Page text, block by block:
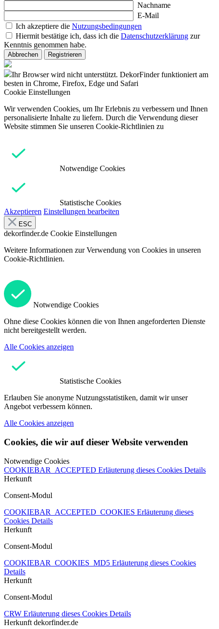
Nachname
E-Mail
Ich akzeptiere die Nutzungsbedingungen
Hiermit bestätige ich, dass ich die Datenschutzerklärung zur
Kenntnis genommen habe.
Abbrechen Registrieren
Ihr Browser wird nicht unterstützt. DekorFinder funktioniert am
besten in Chrome, Firefox, Edge und Safari
Cookie Einstellungen
Wir verwenden Cookies, um Ihr Erlebnis zu verbessern und Ihnen
personalisierte Inhalte zu liefern. Durch die Verwendung dieser
Website stimmen Sie unseren Cookie-Richtlinien zu
Notwendige Cookies
Statistische Cookies
Akzeptieren Einstellungen bearbeiten
ESC
dekorfinder.de Cookie Einstellungen
Weitere Informationen zur Verwendung von Cookies in unseren
Cookie-Richtlinien.
Notwendige Cookies
Ohne diese Cookies können die von Ihnen angeforderten Dienste
nicht bereitgestellt werden.
Alle Cookies anzeigen
Statistische Cookies
Erlauben Sie anonyme Nutzungsstatistiken, damit wir unser
Angebot verbessern können.
Alle Cookies anzeigen
Cookies, die wir auf dieser Website verwenden
Notwendige Cookies
COOKIEBAR_ACCEPTED Erläuterung dieses Cookies Details
Herkunft
Consent-Modul
COOKIEBAR_ACCEPTED_COOKIES Erläuterung dieses
Cookies Details
Herkunft
Consent-Modul
COOKIEBAR_COOKIES_MD5 Erläuterung dieses Cookies
Details
Herkunft
Consent-Modul
CRW Erläuterung dieses Cookies Details
Herkunft dekorfinder.de